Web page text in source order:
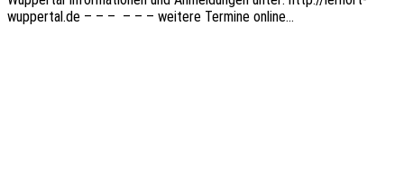
wuppertal.de – – – – – – weite­re Termi­ne online…